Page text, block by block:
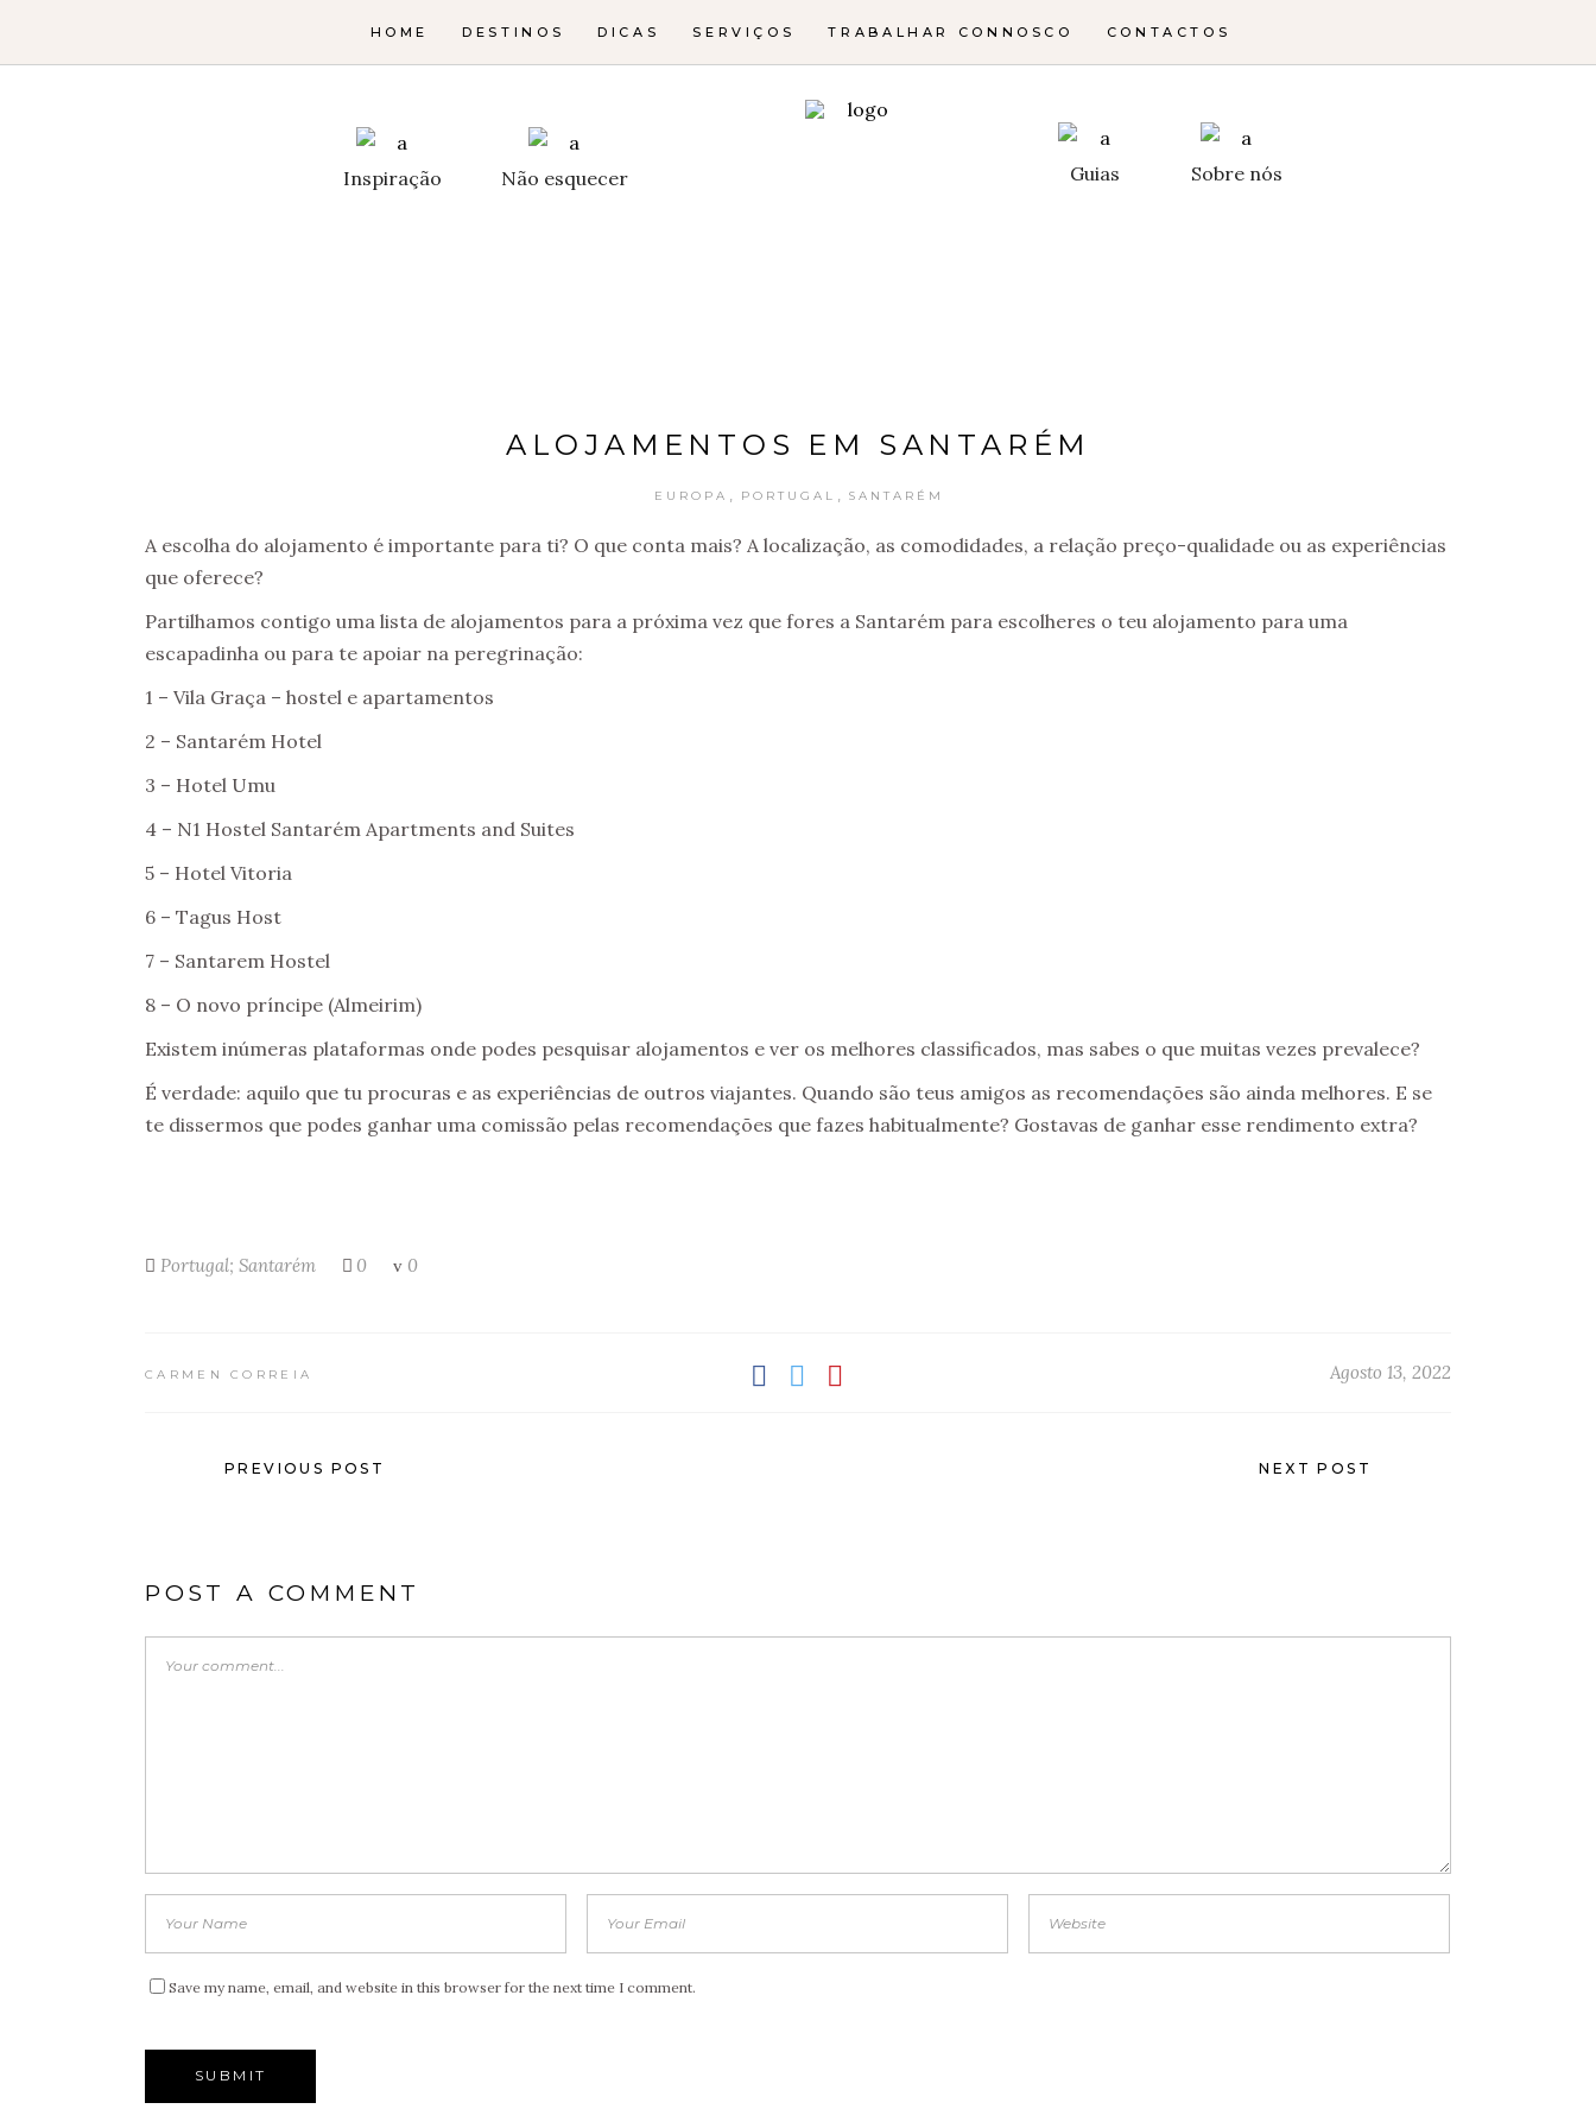
HOME DESTINOS DICAS SERVIÇOS TRABALHAR CONNOSCO CONTACTOS
Inspiração Não esquecer Guias Sobre nós
ALOJAMENTOS EM SANTARÉM
EUROPA PORTUGAL SANTARÉM
A escolha do alojamento é importante para ti? O que conta mais? A localização, as comodidades, a relação preço-qualidade ou as experiências
que oferece?
Partilhamos contigo uma lista de alojamentos para a próxima vez que fores a Santarém para escolheres o teu alojamento para uma
escapadinha ou para te apoiar na peregrinação:
1 – Vila Graça – hostel e apartamentos
2 – Santarém Hotel
3 – Hotel Umu
4 – N1 Hostel Santarém Apartments and Suites
5 – Hotel Vitoria
6 – Tagus Host
7 – Santarem Hostel
8 – O novo príncipe (Almeirim)
Existem inúmeras plataformas onde podes pesquisar alojamentos e ver os melhores classificados, mas sabes o que muitas vezes prevalece?
É verdade: aquilo que tu procuras e as experiências de outros viajantes. Quando são teus amigos as recomendações são ainda melhores. E se
te dissermos que podes ganhar uma comissão pelas recomendações que fazes habitualmente? Gostavas de ganhar esse rendimento extra?
Portugal; Santarém 0 0
CARMEN CORREIA Agosto 13, 2022
PREVIOUS POST NEXT POST
POST A COMMENT
Save my name, email, and website in this browser for the next time I comment.